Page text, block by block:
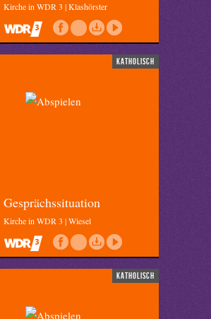
Kirche in WDR 3 | Klashörster
katholisch
Gesprächssituation
Kirche in WDR 3 | Wiesel
katholisch